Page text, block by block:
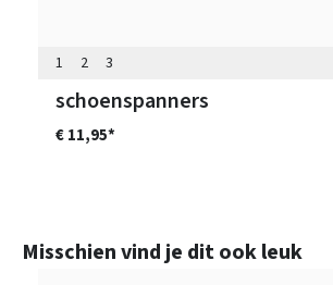
1 2 3
schoenspanners
€ 11,95*
Productgalerij overslaan
Misschien vind je dit ook leuk